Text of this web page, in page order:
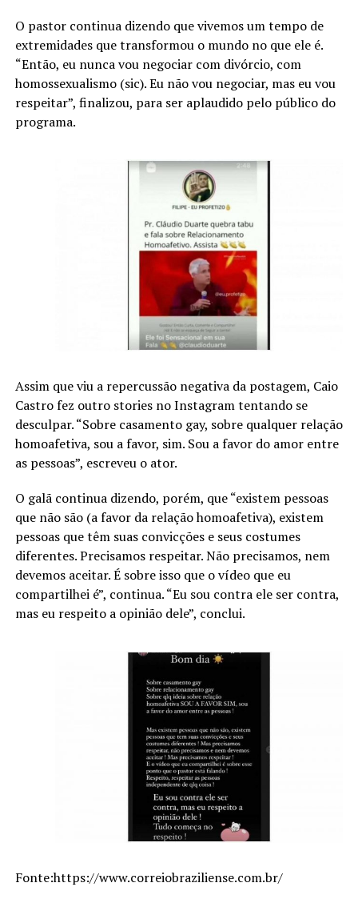
O pastor continua dizendo que vivemos um tempo de
extremidades que transformou o mundo no que ele é.
“Então, eu nunca vou negociar com divórcio, com
homossexualismo (sic). Eu não vou negociar, mas eu vou
respeitar”, finalizou, para ser aplaudido pelo público do
programa.
Assim que viu a repercussão negativa da postagem, Caio
Castro fez outro stories no Instagram tentando se
desculpar. “Sobre casamento gay, sobre qualquer relação
homoafetiva, sou a favor, sim. Sou a favor do amor entre
as pessoas”, escreveu o ator.
O galã continua dizendo, porém, que “existem pessoas
que não são (a favor da relação homoafetiva), existem
pessoas que têm suas convicções e seus costumes
diferentes. Precisamos respeitar. Não precisamos, nem
devemos aceitar. É sobre isso que o vídeo que eu
compartilhei é”, continua. “Eu sou contra ele ser contra,
mas eu respeito a opinião dele”, conclui.
Fonte:https://www.correiobraziliense.com.br/